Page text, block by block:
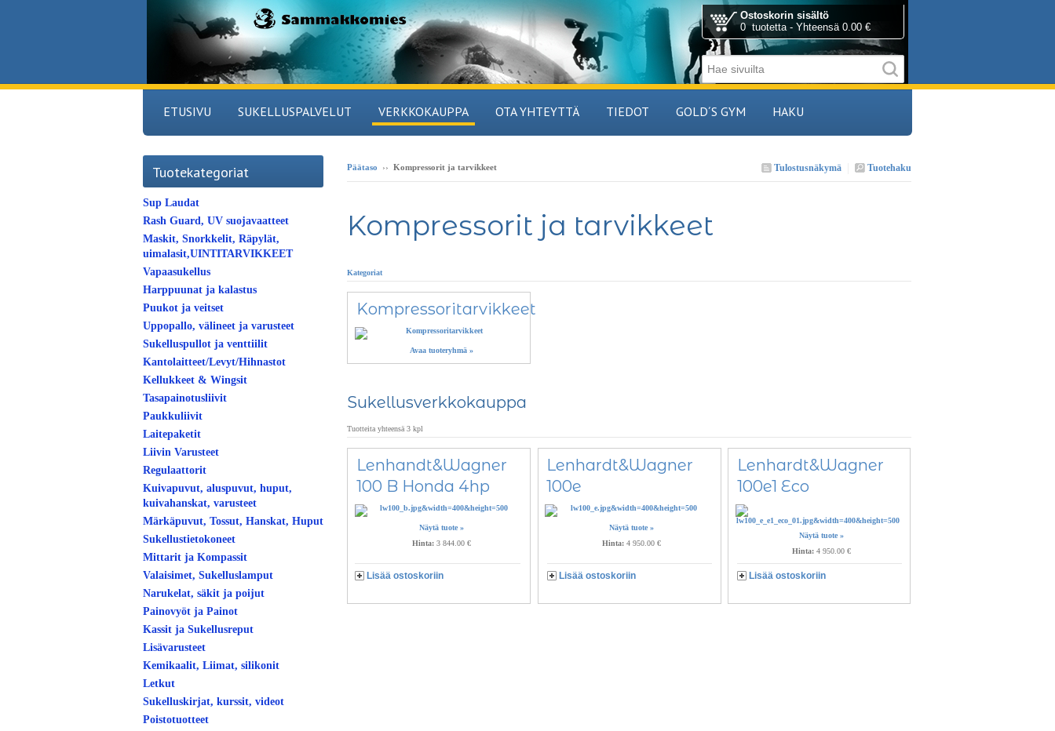
Ostoskorin sisältö
0 tuotetta - Yhteensä 0.00 €
ETUSIVU SUKELLUSPALVELUT VERKKOKAUPPA OTA YHTEYTTÄ TIEDOT GOLD´S GYM HAKU
Tuotehaku
Tulostusnäkymä
Päätaso ›› Kompressorit ja tarvikkeet
Kompressorit ja tarvikkeet
Kategoriat
Kompressoritarvikkeet
Avaa tuoteryhmä »
Sukellusverkkokauppa
Tuotteita yhteensä 3 kpl
Lenhandt&Wagner
100 B Honda 4hp
Näytä tuote »
Hinta: 3 844.00 €
Lisää ostoskoriin
Lenhardt&Wagner
100e
Näytä tuote »
Hinta:4 950.00 €
Lisää ostoskoriin
Lenhardt&Wagner
100e1 Eco
Näytä tuote »
Hinta:4 950.00 €
Lisää ostoskoriin
Tuotekategoriat
Sup Laudat
Rash Guard, UV suojavaatteet
Maskit, Snorkkelit, Räpylät,
uimalasit,UINTITARVIKKEET
Vapaasukellus
Harppuunat ja kalastus
Puukot ja veitset
Uppopallo, välineet ja varusteet
Sukelluspullot ja venttiilit
Kantolaitteet/Levyt/Hihnastot
Kellukkeet & Wingsit
Tasapainotusliivit
Paukkuliivit
Laitepaketit
Liivin Varusteet
Regulaattorit
Kuivapuvut, aluspuvut, huput,
kuivahanskat, varusteet
Märkäpuvut, Tossut, Hanskat, Huput
Sukellustietokoneet
Mittarit ja Kompassit
Valaisimet, Sukelluslamput
Narukelat, säkit ja poijut
Painovyöt ja Painot
Kassit ja Sukellusreput
Lisävarusteet
Kemikaalit, Liimat, silikonit
Letkut
Sukelluskirjat, kurssit, videot
Poistotuotteet